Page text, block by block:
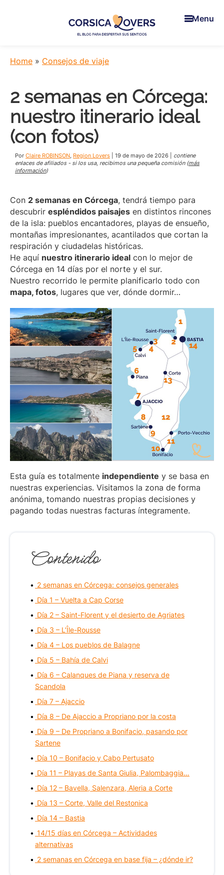
Lovers
despertar
en
Córcega
-
blog
de
Claire
Menu
Home » Consejos de viaje
2 semanas en Córcega:
nuestro itinerario ideal
(con fotos)
Por Claire ROBINSON Region Lovers 19 de mayo de 2026
contiene
enlaces de afiliados - si los usa, recibimos una pequeña comisión (más
información)
Con 2 semanas en Córcega, tendrá tiempo para
descubrir espléndidos paisajes en distintos rincones
de la isla: pueblos encantadores, playas de ensueño,
montañas impresionantes, acantilados que cortan la
respiración y ciudadelas históricas.
He aquí nuestro itinerario ideal con lo mejor de
Córcega en 14 días por el norte y el sur.
Nuestro recorrido le permite planificarlo todo con
mapa, fotos, lugares que ver, dónde dormir…
Esta guía es totalmente independiente y se basa en
nuestras experiencias. Visitamos la zona de forma
anónima, tomando nuestras propias decisiones y
pagando todas nuestras facturas íntegramente.
Contenido
2 semanas en Córcega: consejos generales
Día 1 – Vuelta a Cap Corse
Día 2 – Saint-Florent y el desierto de Agriates
Día 3 – L’Île-Rousse
Día 4 – Los pueblos de Balagne
Día 5 – Bahía de Calvi
Día 6 – Calanques de Piana y reserva de
Scandola
Día 7 – Ajaccio
Día 8 – De Ajaccio a Propriano por la costa
Día 9 – De Propriano a Bonifacio, pasando por
Sartene
Día 10 – Bonifacio y Cabo Pertusato
Día 11 – Playas de Santa Giulia, Palombaggia…
Día 12 – Bavella, Salenzara, Aleria a Corte
Día 13 – Corte, Valle del Restonica
Día 14 – Bastia
14/15 días en Córcega – Actividades
alternativas
2 semanas en Córcega en base fija – ¿dónde ir?